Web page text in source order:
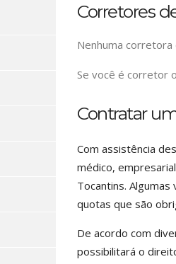
Corretores
Nenhuma corretora
Se você é corretor
Contratar
Com assistência
médico,
Tocantins.
quotas que são
De acordo com
possibilitará o